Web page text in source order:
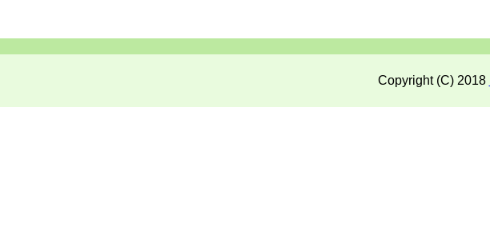
Copyright (C) 2018